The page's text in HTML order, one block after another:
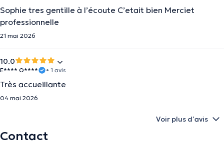
Sophie tres gentille à l’écoute C’etait bien Merciet
professionnelle
21 mai 2026
10.0
E**** O**** • 1 avis
Très accueillante
04 mai 2026
Voir plus d’avis
Contact